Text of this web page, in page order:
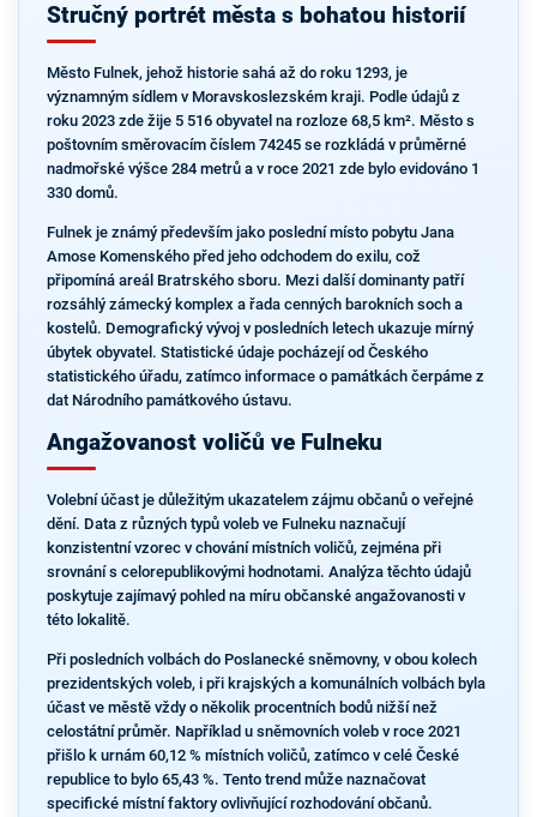
Stručný portrét města s bohatou historií
Město Fulnek, jehož historie sahá až do roku 1293, je
významným sídlem v Moravskoslezském kraji. Podle údajů z
roku 2023 zde žije 5 516 obyvatel na rozloze 68,5 km². Město s
poštovním směrovacím číslem 74245 se rozkládá v průměrné
nadmořské výšce 284 metrů a v roce 2021 zde bylo evidováno 1
330 domů.
Fulnek je známý především jako poslední místo pobytu Jana
Amose Komenského před jeho odchodem do exilu, což
připomíná areál Bratrského sboru. Mezi další dominanty patří
rozsáhlý zámecký komplex a řada cenných barokních soch a
kostelů. Demografický vývoj v posledních letech ukazuje mírný
úbytek obyvatel. Statistické údaje pocházejí od Českého
statistického úřadu, zatímco informace o památkách čerpáme z
dat Národního památkového ústavu.
Angažovanost voličů ve Fulneku
Volební účast je důležitým ukazatelem zájmu občanů o veřejné
dění. Data z různých typů voleb ve Fulneku naznačují
konzistentní vzorec v chování místních voličů, zejména při
srovnání s celorepublikovými hodnotami. Analýza těchto údajů
poskytuje zajímavý pohled na míru občanské angažovanosti v
této lokalitě.
Při posledních volbách do Poslanecké sněmovny, v obou kolech
prezidentských voleb, i při krajských a komunálních volbách byla
účast ve městě vždy o několik procentních bodů nižší než
celostátní průměr. Například u sněmovních voleb v roce 2021
přišlo k urnám 60,12 % místních voličů, zatímco v celé České
republice to bylo 65,43 %. Tento trend může naznačovat
specifické místní faktory ovlivňující rozhodování občanů.